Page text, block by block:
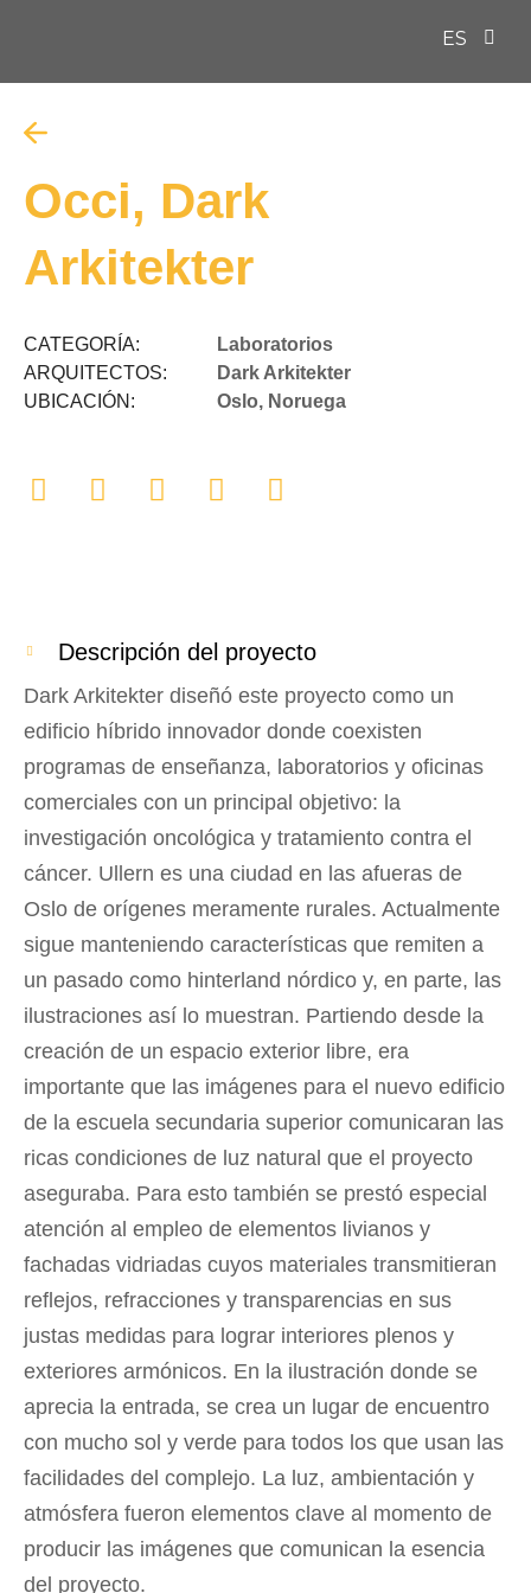
ES
EN
Occi, Dark
Arkitekter
CATEGORÍA:
Laboratorios
ARQUITECTOS:
Dark Arkitekter
UBICACIÓN:
Oslo, Noruega
Descripción del proyecto
Dark Arkitekter diseñó este proyecto como un
edificio híbrido innovador donde coexisten
programas de enseñanza, laboratorios y oficinas
comerciales con un principal objetivo: la
investigación oncológica y tratamiento contra el
cáncer. Ullern es una ciudad en las afueras de
Oslo de orígenes meramente rurales. Actualmente
sigue manteniendo características que remiten a
un pasado como hinterland nórdico y, en parte, las
ilustraciones así lo muestran. Partiendo desde la
creación de un espacio exterior libre, era
importante que las imágenes para el nuevo edificio
de la escuela secundaria superior comunicaran las
ricas condiciones de luz natural que el proyecto
aseguraba. Para esto también se prestó especial
atención al empleo de elementos livianos y
fachadas vidriadas cuyos materiales transmitieran
reflejos, refracciones y transparencias en sus
justas medidas para lograr interiores plenos y
exteriores armónicos. En la ilustración donde se
aprecia la entrada, se crea un lugar de encuentro
con mucho sol y verde para todos los que usan las
facilidades del complejo. La luz, ambientación y
atmósfera fueron elementos clave al momento de
producir las imágenes que comunican la esencia
del proyecto.